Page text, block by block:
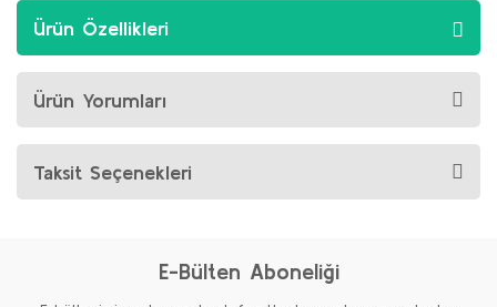
Ürün Özellikleri
Ürün Yorumları
Taksit Seçenekleri
E-Bülten Aboneliği